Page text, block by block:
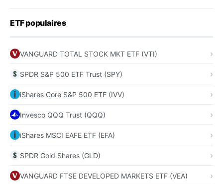
ETF populaires
VANGUARD TOTAL STOCK MKT ETF (VTI)
SPDR S&P 500 ETF Trust (SPY)
iShares Core S&P 500 ETF (IVV)
Invesco QQQ Trust (QQQ)
iShares MSCI EAFE ETF (EFA)
SPDR Gold Shares (GLD)
VANGUARD FTSE DEVELOPED MARKETS ETF (VEA)